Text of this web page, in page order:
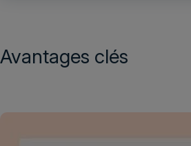
Avantages clés